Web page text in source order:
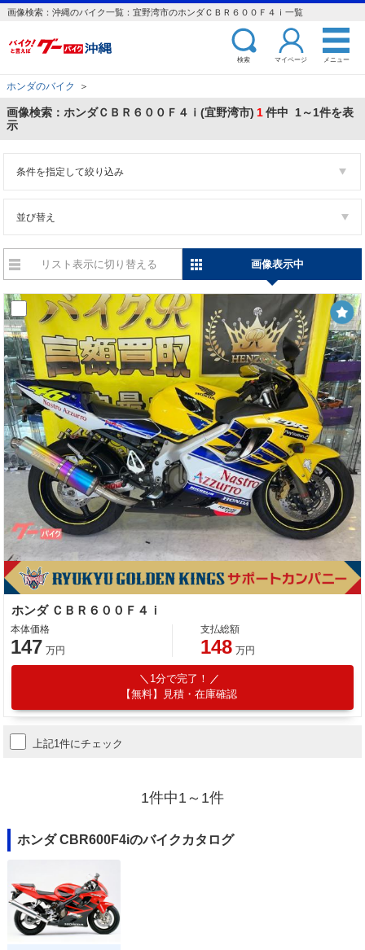
画像検索：沖縄のバイク一覧：宜野湾市のホンダＣＢＲ６００Ｆ４ｉ一覧
検索 マイページ メニュー
ホンダのバイク ＞
画像検索：ホンダＣＢＲ６００Ｆ４ｉ(宜野湾市) 1件中 1～1件を表
示
条件を指定して絞り込み
並び替え
リスト表示に切り替える 画像表示中
ホンダ ＣＢＲ６００Ｆ４ｉ
本体価格
147 万円
支払総額
148 万円
1分で完了！
【無料】見積・在庫確認
上記1件にチェック
1件中1～1件
ホンダ CBR600F4iのバイクカタログ